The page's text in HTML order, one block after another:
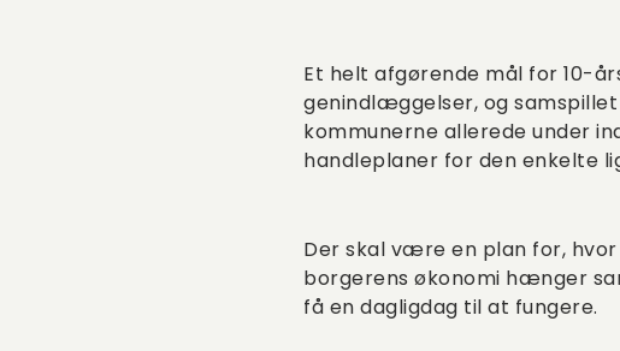
Et helt afgørende mål for 10-
genindlæggelser, og
kommunerne allerede under
handleplaner for den enkelte
Der skal være en plan for,
borgerens økonomi hænger
få en dagligdag til at fungere.